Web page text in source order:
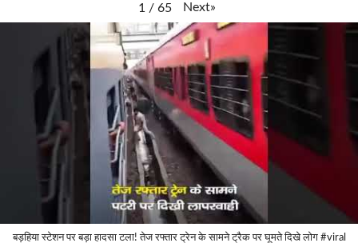
1 / 65 Next»
बड़हिया स्टेशन पर बड़ा हादसा टला! तेज रफ्तार ट्रेन के सामने ट्रैक पर घूमते दिखे लोग #viral